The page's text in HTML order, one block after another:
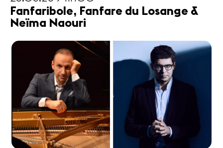
Fanfaribole, Fanfare du Losange &
Neïma Naouri